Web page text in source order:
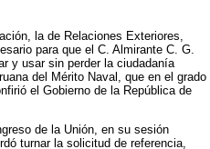
la de Relaciones Exteriores,
para que el C. Almirante C. G.
y usar sin perder la ciudadanía
del Mérito Naval, que en el grado
el Gobierno de la República de
de la Unión, en su sesión
turnar la solicitud de referencia,